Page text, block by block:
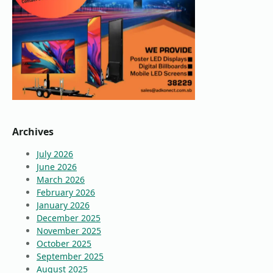
Archives
July 2026
June 2026
March 2026
February 2026
January 2026
December 2025
November 2025
October 2025
September 2025
August 2025